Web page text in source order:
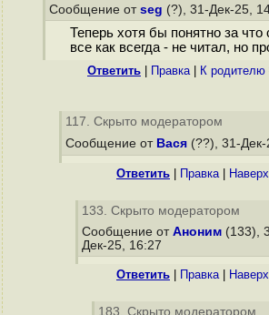
Сообщение от seg (?), 31-Дек-25,
Теперь хотя бы понятно за что
все как всегда - не читал, но
Ответить Правка| К родителю
117. Скрыто модератором
Сообщение от Вася (??), 31-
Ответить Правка| Наверх
133. Скрыто модератором
Сообщение от Аноним (133),
Дек-25, 16:27
Ответить Правка| Наверх
183. Скрыто модератором